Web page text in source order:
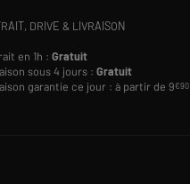
DRIVE & LIVRAISON
en 1h :Gratuit
sous 4 jours :Gratuit
garantie ce jour : à partir de 9€90